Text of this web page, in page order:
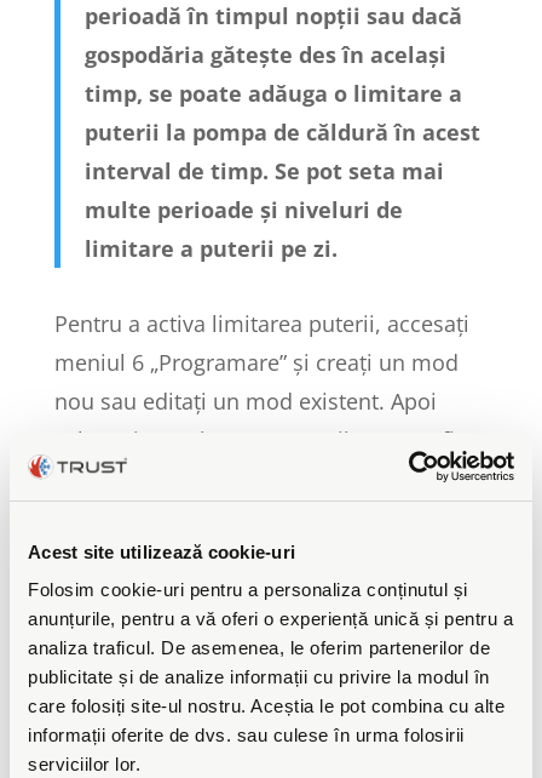
Acest site utilizează cookie-uri
Folosim cookie-uri pentru a personaliza conținutul și
anunțurile, pentru a vă oferi o experiență unică și pentru a
analiza traficul. De asemenea, le oferim partenerilor de
publicitate și de analize informații cu privire la modul în
care folosiți site-ul nostru. Aceștia le pot combina cu alte
informații oferite de dvs. sau culese în urma folosirii
serviciilor lor.
perioadă în timpul nopții sau dacă
gospodăria gătește des în același
timp, se poate adăuga o limitare a
puterii la pompa de căldură în acest
interval de timp. Se pot seta mai
multe perioade și niveluri de
limitare a puterii pe zi.
Pentru a activa limitarea puterii, accesați
meniul 6 „Programare” și creați un mod
nou sau editați un mod existent. Apoi
selectați „Gestionarea puterii” care va fi
setată de modul respectiv și apoi efectuați